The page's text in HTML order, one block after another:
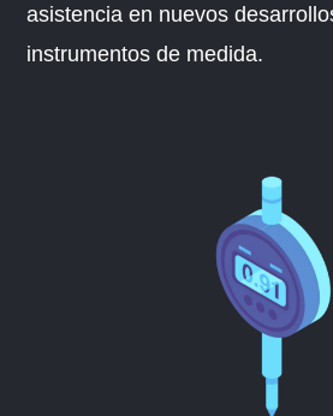
asistencia en nuevos
instrumentos de medida.